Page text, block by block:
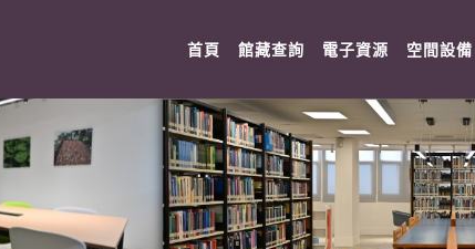
首頁 (current)
館藏查詢 (current)
電子資源 (current)
空間設備